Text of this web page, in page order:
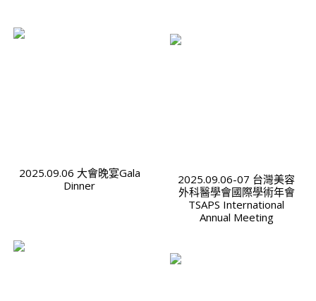
2025.09.06 大會晚宴Gala
Dinner
2025.09.06-07 台灣美容
外科醫學會國際學術年會
TSAPS International
Annual Meeting